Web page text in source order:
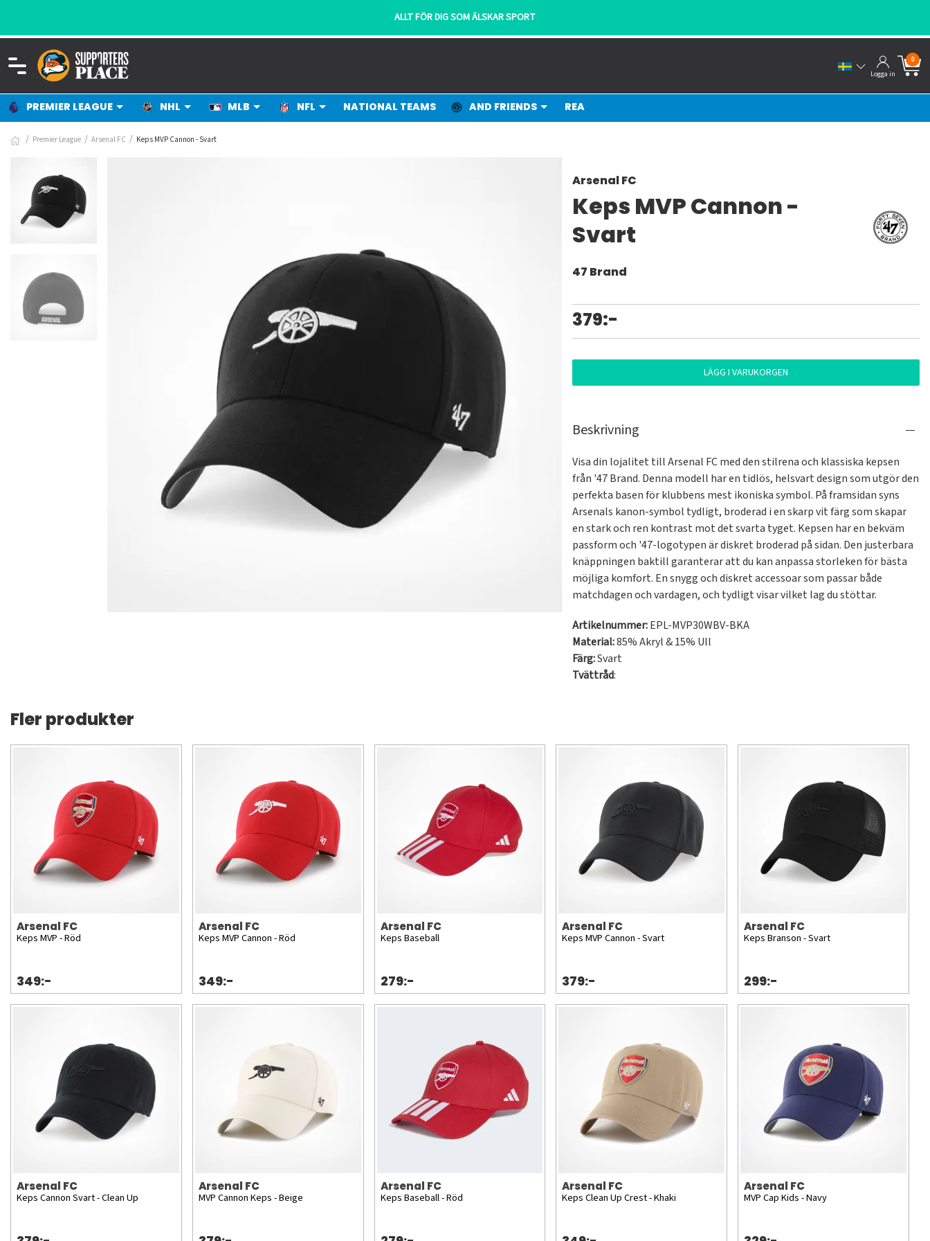
ALLT FÖR DIG SOM ÄLSKAR SPORT
Logga in
0
PREMIER LEAGUE NHL MLB NFL NATIONAL TEAMS AND FRIENDS REA
Premier League Arsenal FC Keps MVP Cannon - Svart
Arsenal FC
Keps MVP Cannon -
Svart
47 Brand
379:-
LÄGG I VARUKORGEN
Beskrivning
Visa din lojalitet till Arsenal FC med den stilrena och klassiska kepsen
från '47 Brand. Denna modell har en tidlös, helsvart design som utgör den
perfekta basen för klubbens mest ikoniska symbol. På framsidan syns
Arsenals kanon-symbol tydligt, broderad i en skarp vit färg som skapar
en stark och ren kontrast mot det svarta tyget. Kepsen har en bekväm
passform och '47-logotypen är diskret broderad på sidan. Den justerbara
knäppningen baktill garanterar att du kan anpassa storleken för bästa
möjliga komfort. En snygg och diskret accessoar som passar både
matchdagen och vardagen, och tydligt visar vilket lag du stöttar.
Artikelnummer:EPL-MVP30WBV-BKA
Material:85% Akryl & 15% Ull
Färg:Svart
Tvättråd:
Fler produkter
Arsenal FC
Keps MVP - Röd
349:-
Arsenal FC
Keps MVP Cannon - Röd
349:-
Arsenal FC
Keps Baseball
279:-
Arsenal FC
Keps MVP Cannon - Svart
379:-
Arsenal FC
Keps Branson - Svart
299:-
Arsenal FC
Keps Cannon Svart - Clean Up
Arsenal FC
MVP Cannon Keps - Beige
Arsenal FC
Keps Baseball - Röd
Arsenal FC
Keps Clean Up Crest - Khaki
Arsenal FC
MVP Cap Kids - Navy